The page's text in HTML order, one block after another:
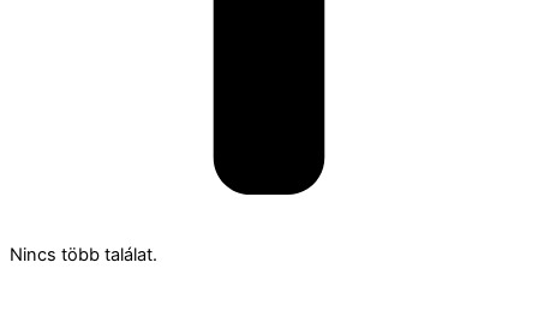
Nincs több találat.